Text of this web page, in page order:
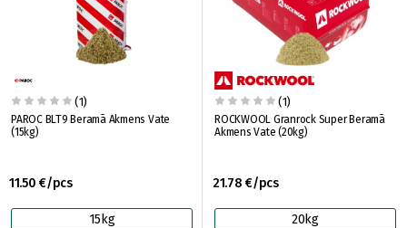
(1)
PAROC BLT9 Beramā Akmens Vate
(15kg)
11.50 €/pcs
15kg
(1)
ROCKWOOL Granrock Super Beramā
Akmens Vate (20kg)
21.78 €/pcs
20kg